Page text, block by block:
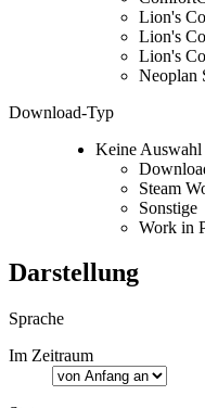
Lion's
Lion's
Lion's
Neoplan
Download-Typ
Keine Auswahl
Steam
Sonstige
Work in
Darstellung
Sprache
Im Zeitraum